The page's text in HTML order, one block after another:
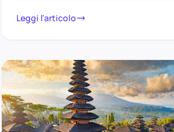
Leggi l'articolo